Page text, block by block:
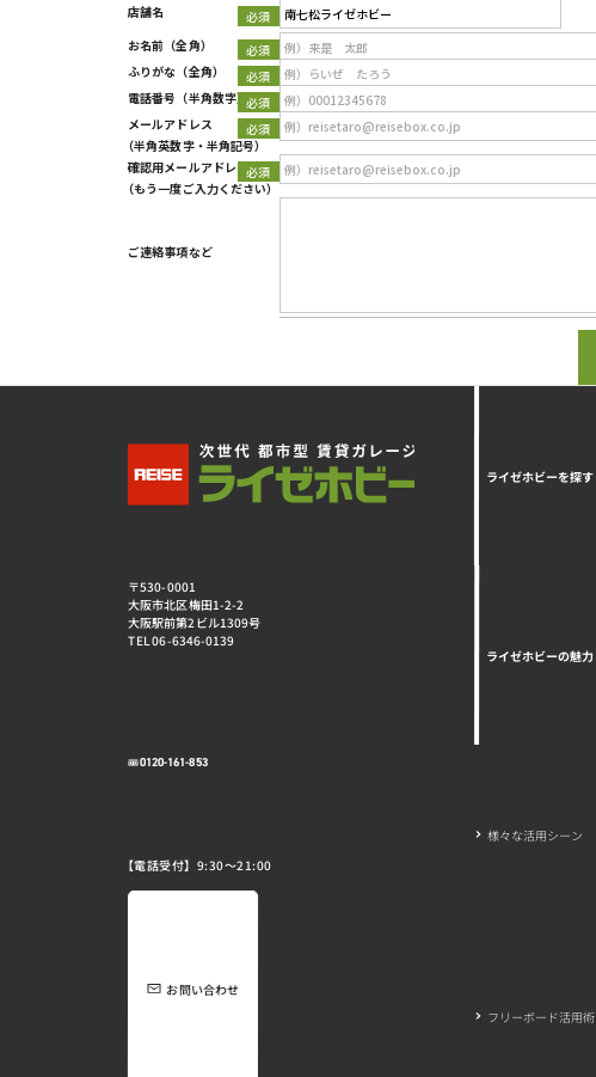
店舗名
Type 2 or more characters for results.
お名前 （全角）
ふりがな （全角）
電話番号 （半角数字）
メールアドレス
（半角英数字・半角記号）
確認用メールアドレス
（もう一度ご入力ください）
ご連絡事項など
〒530-0001
大阪市北区梅田1-2-2
大阪駅前第2ビル1309号
TEL 06-6346-0139
0120-161-853
【電話受付】9:30～21:00
お問い合わせ
ライゼホビーを探す
ライゼホビーの魅力
様々な活用シーン
フリーボード活用術